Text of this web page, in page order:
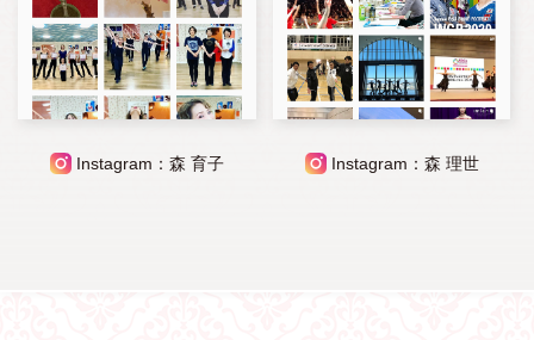
Instagram：森 育子 Instagram：森 理世